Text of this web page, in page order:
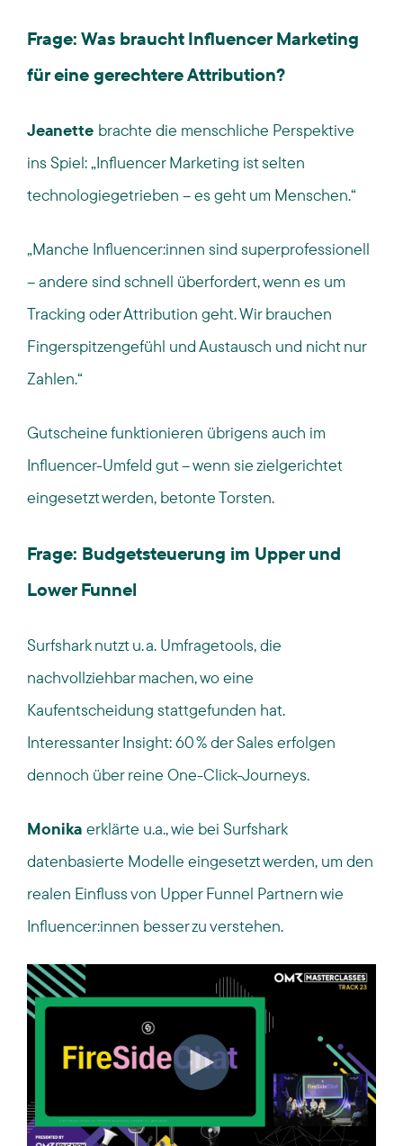
Frage: Was braucht Influencer Marketing
für eine gerechtere Attribution?
Jeanette brachte die menschliche Perspektive
ins Spiel: „Influencer Marketing ist selten
technologiegetrieben – es geht um Menschen.“
„Manche Influencer:innen sind superprofessionell
– andere sind schnell überfordert, wenn es um
Tracking oder Attribution geht. Wir brauchen
Fingerspitzengefühl und Austausch und nicht nur
Zahlen.“
Gutscheine funktionieren übrigens auch im
Influencer-Umfeld gut – wenn siezielgerichtet
eingesetzt werden, betonte Torsten.
Frage: Budgetsteuerung im Upper und
Lower Funnel
Surfshark nutzt u. a. Umfragetools, die
nachvollziehbar machen, wo eine
Kaufentscheidung stattgefunden hat.
Interessanter Insight: 60 % der Sales erfolgen
dennoch über reine One-Click-Journeys.
Monika erklärte u.a., wie bei Surfshark
datenbasierte Modelle eingesetzt werden, um den
realen Einfluss von Upper Funnel Partnern wie
Influencer:innen besser zu verstehen.